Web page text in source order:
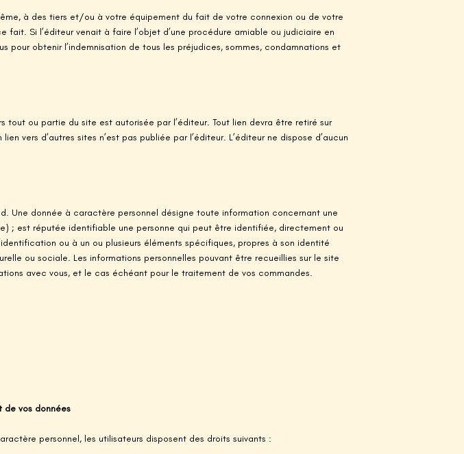
à des tiers et/ou à votre équipement du fait de votre connexion ou de votre
Si l’éditeur venait à faire l’objet d’une procédure amiable ou judiciaire en
pour obtenir l’indemnisation de tous les préjudices, sommes, condamnations et
tout ou partie du site est autorisée par l’éditeur. Tout lien devra être retiré sur
vers d’autres sites n’est pas publiée par l’éditeur. L’éditeur ne dispose d’aucun
Une donnée à caractère personnel désigne toute information concernant une
; est réputée identifiable une personne qui peut être identifiée, directement ou
ou à un ou plusieurs éléments spécifiques, propres à son identité
ou sociale. Les informations personnelles pouvant être recueillies sur le site
avec vous, et le cas échéant pour le traitement de vos commandes.
vos données
personnel, les utilisateurs disposent des droits suivants :